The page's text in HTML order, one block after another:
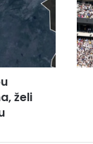
želi
se
za